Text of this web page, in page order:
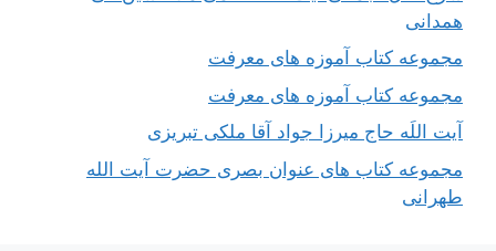
همدانی
مجموعه کتاب آموزه های معرفت
مجموعه کتاب آموزه های معرفت
آیت اللَه حاج میرزا جواد آقا ملکی تبریزی
مجموعه کتاب های عنوان بصری حضرت آیت الله
طهرانی